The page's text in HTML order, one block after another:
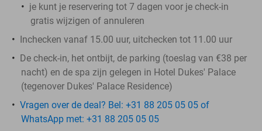
je kunt je reservering tot 7 dagen voor je check-in
gratis wijzigen of annuleren
Inchecken vanaf 15.00 uur, uitchecken tot 11.00 uur
De check-in, het ontbijt, de parking (toeslag van €38 per
nacht) en de spa zijn gelegen in Hotel Dukes' Palace
(tegenover Dukes' Palace Residence)
Vragen over de deal? Bel: +31 88 205 05 05 of
WhatsApp met: +31 88 205 05 05